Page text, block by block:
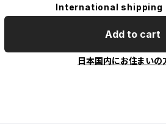
International shipping
Add to cart
日本国内にお住まいの